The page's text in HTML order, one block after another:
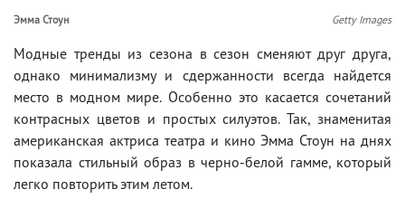
Эмма Стоун Getty Images
Модные тренды из сезона в сезон сменяют друг друга,
однако минимализму и сдержанности всегда найдется
место в модном мире. Особенно это касается сочетаний
контрасных цветов и простых силуэтов. Так, знаменитая
американская актриса театра и кино Эмма Стоун на днях
показала стильный образ в черно-белой гамме, который
легко повторить этим летом.